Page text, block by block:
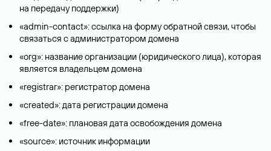
на передачу поддержки)
«admin-contact»: ссылка на форму обратной связи, чтобы
связаться с администратором домена
«org»: название организации (юридического лица), которая
является владельцем домена
«registrar»: регистратор домена
«created»: дата регистрации домена
«free-date»: плановая дата освобождения домена
«source»: источник информации